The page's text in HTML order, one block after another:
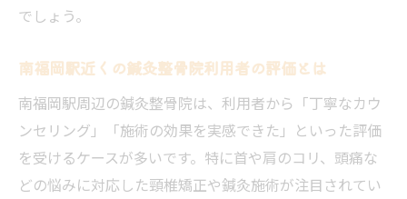
でしょう。
南福岡駅近くの鍼灸整骨院利用者の評価とは
南福岡駅周辺の鍼灸整骨院は、利用者から「丁寧なカウ
ンセリング」「施術の効果を実感できた」といった評価
を受けるケースが多いです。特に首や肩のコリ、頭痛な
どの悩みに対応した頸椎矯正や鍼灸施術が注目されてい